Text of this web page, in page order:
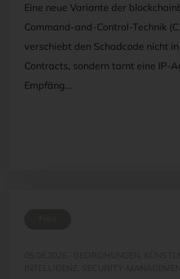
Eine neue Variante der
Command-and-Control-Technik
verschiebt den Schadcode nicht
Contracts, sondern tarnt eine IP-
Empfäng…